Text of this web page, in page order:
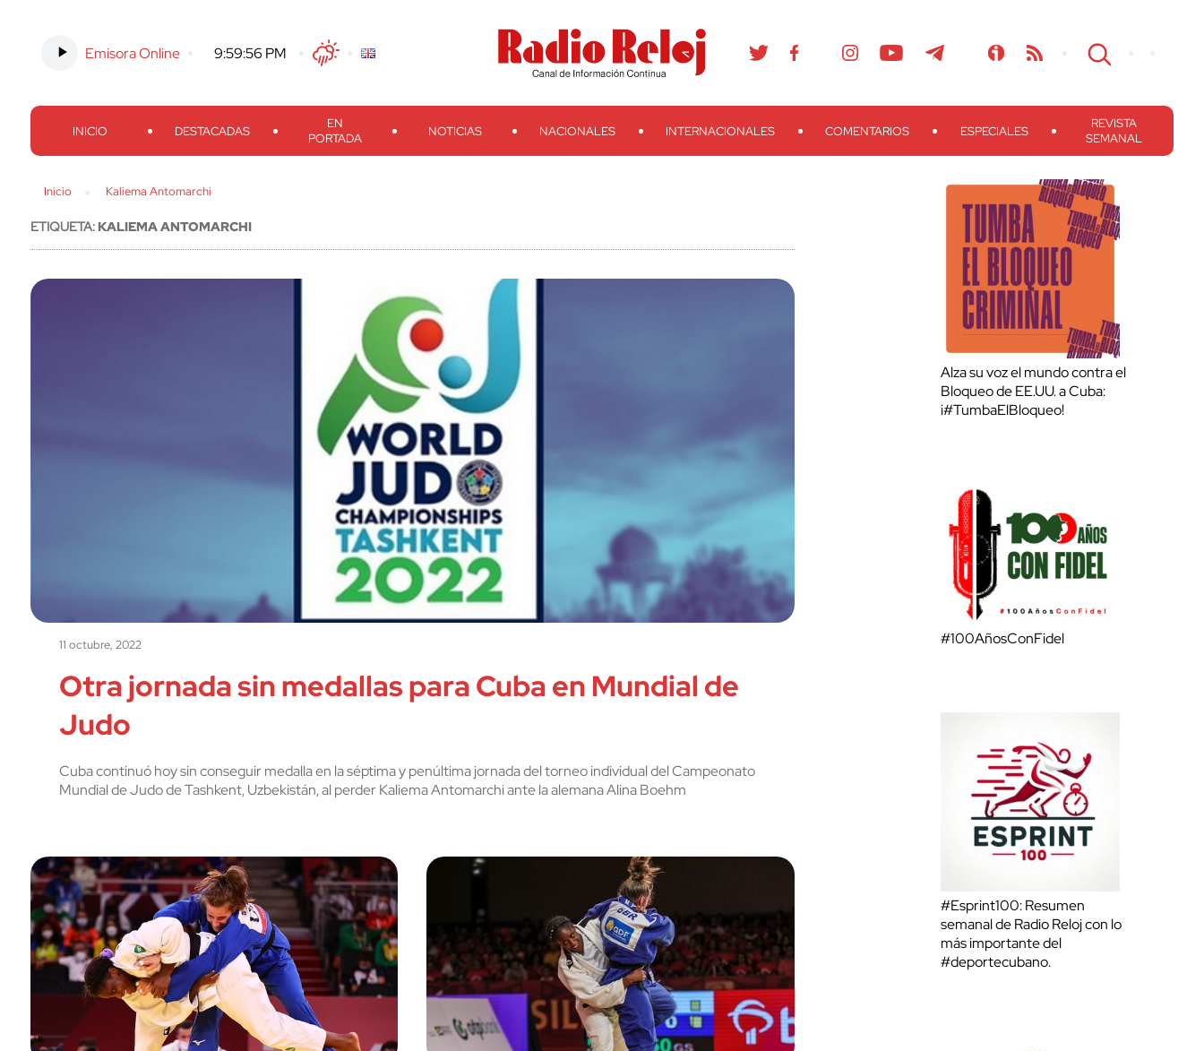
Emisora Online -9:59:57 PM TwitterFacebook
Threads
Instagram TelegramTeveo Ivoox RSS Search
INICIO DESTACADAS
EN
PORTADA
NOTICIAS NACIONALES INTERNACIONALES COMENTARIOS ESPECIALES
REVISTA
SEMANAL
Inicio Kaliema Antomarchi
ETIQUETA:KALIEMA ANTOMARCHI
11 octubre, 2022
Otra jornada sin medallas para Cuba en Mundial de
Judo
Cuba continuó hoy sin conseguir medalla en la séptima y penúltima jornada del torneo individual del Campeonato
Mundial de Judo de Tashkent, Uzbekistán, al perder Kaliema Antomarchi ante la alemana Alina Boehm
Alza su voz el mundo contra el
Bloqueo de EE.UU. a Cuba:
¡#TumbaElBloqueo!
#100AñosConFidel
#Esprint100: Resumen
semanal de Radio Reloj con lo
más importante del
#deportecubano.